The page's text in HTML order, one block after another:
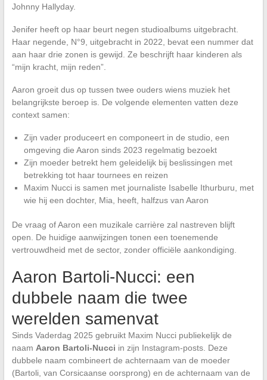
Johnny Hallyday.
Jenifer heeft op haar beurt negen studioalbums uitgebracht.
Haar negende, N°9, uitgebracht in 2022, bevat een nummer dat
aan haar drie zonen is gewijd. Ze beschrijft haar kinderen als
“mijn kracht, mijn reden”.
Aaron groeit dus op tussen twee ouders wiens muziek het
belangrijkste beroep is. De volgende elementen vatten deze
context samen:
Zijn vader produceert en componeert in de studio, een
omgeving die Aaron sinds 2023 regelmatig bezoekt
Zijn moeder betrekt hem geleidelijk bij beslissingen met
betrekking tot haar tournees en reizen
Maxim Nucci is samen met journaliste Isabelle Ithurburu, met
wie hij een dochter, Mia, heeft, halfzus van Aaron
De vraag of Aaron een muzikale carrière zal nastreven blijft
open. De huidige aanwijzingen tonen een toenemende
vertrouwdheid met de sector, zonder officiële aankondiging.
Aaron Bartoli-Nucci: een
dubbele naam die twee
werelden samenvat
Sinds Vaderdag 2025 gebruikt Maxim Nucci publiekelijk de
naam Aaron Bartoli-Nucci in zijn Instagram-posts. Deze
dubbele naam combineert de achternaam van de moeder
(Bartoli, van Corsicaanse oorsprong) en de achternaam van de